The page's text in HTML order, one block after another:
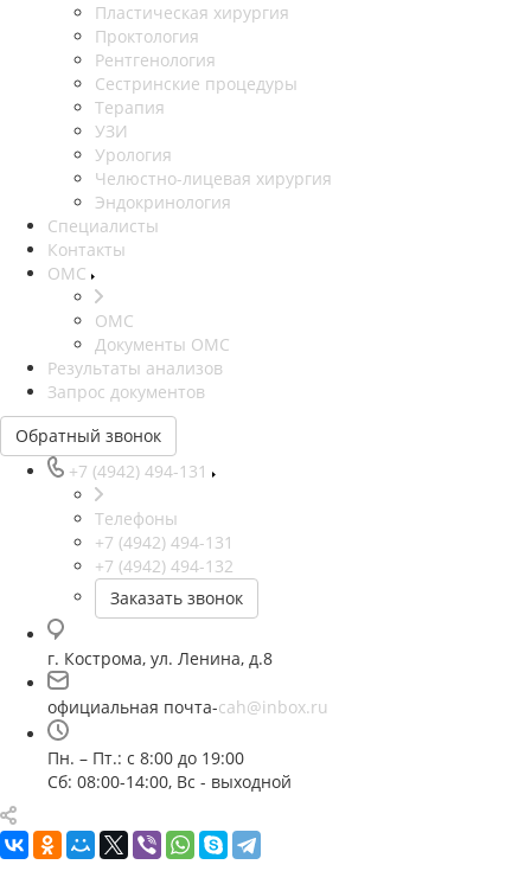
Пластическая хирургия
Проктология
Рентгенология
Сестринские процедуры
Терапия
УЗИ
Урология
Челюстно-лицевая хирургия
Эндокринология
Специалисты
Контакты
ОМС
ОМС
Документы ОМС
Результаты анализов
Запрос документов
Обратный звонок
+7 (4942) 494-131
Телефоны
+7 (4942) 494-131
+7 (4942) 494-132
Заказать звонок
г. Кострома, ул. Ленина, д.8
официальная почта-cah@inbox.ru
Пн. – Пт.: с 8:00 до 19:00
Сб: 08:00-14:00, Вс - выходной